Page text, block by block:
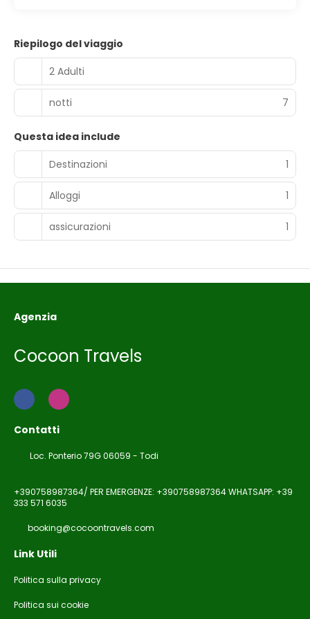
Riepilogo del viaggio
2 Adulti
notti 7
Questa idea include
Destinazioni
1
Alloggi 1
assicurazioni 1
Agenzia
Cocoon Travels
Contatti
Loc. Ponterio 79G 06059 - Todi
+390758987364/ PER EMERGENZE: +390758987364 WHATSAPP: +39
333 571 6035
booking@cocoontravels.com
Link Utili
Politica sulla privacy
Politica sui cookie